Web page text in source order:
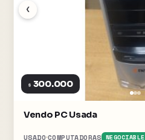
‹
$ 300.000
Vendo PC Usada
USADO COMPUTADORAS NEGOCIABLE